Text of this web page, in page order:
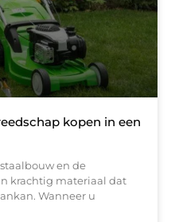
kopen in een
en de
krachtig materiaal dat
Wanneer u